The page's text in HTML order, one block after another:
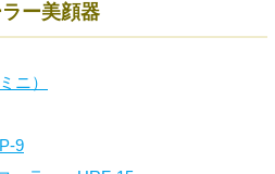
ラー美顔器
ニ）
9